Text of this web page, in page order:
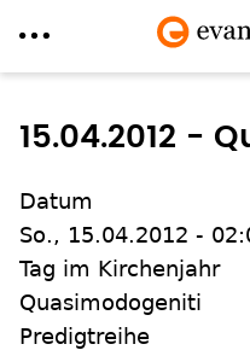
zum
15.04.2012 -
Datum
So., 15.04.2012 -
Tag im Kirchenjahr
Quasimodogeniti
Predigtreihe